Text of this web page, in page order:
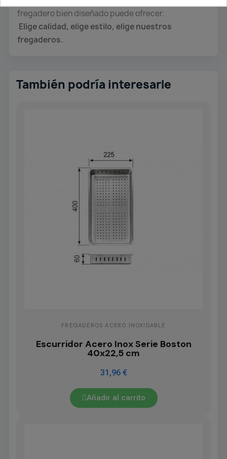
fregadero bien diseñado puede ofrecer.
Elige calidad, elige estilo, elige nuestros
fregaderos.
También podría interesarle
FREGADEROS ACERO INOXIDABLE
Escurridor Acero Inox Serie Boston
40x22,5 cm
31,96 €
Añadir al carrito